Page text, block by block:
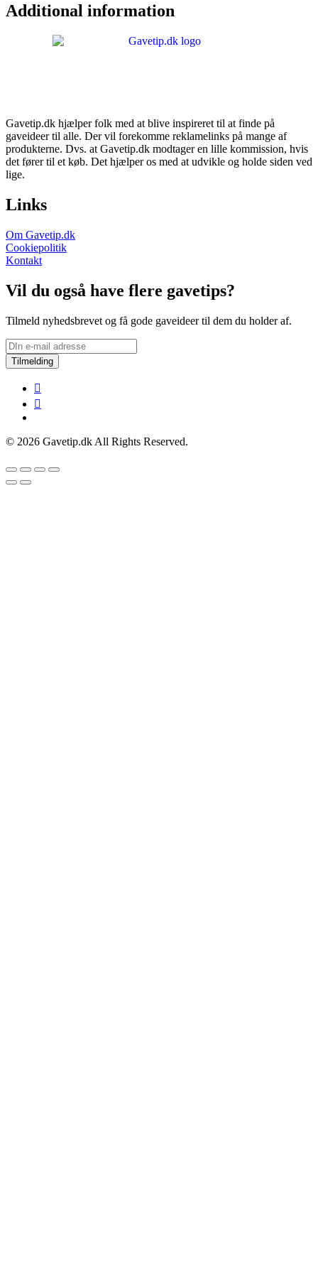
Additional information
Gavetip.dk hjælper folk med at blive inspireret til at finde på
gaveideer til alle. Der vil forekomme reklamelinks på mange af
produkterne. Dvs. at Gavetip.dk modtager en lille kommission, hvis
det fører til et køb. Det hjælper os med at udvikle og holde siden ved
lige.
Links
Om Gavetip.dk
Cookiepolitik
Kontakt
Vil du også have flere gavetips?
Tilmeld nyhedsbrevet og få gode gaveideer til dem du holder af.
Tilmelding
© 2026 Gavetip.dk All Rights Reserved.